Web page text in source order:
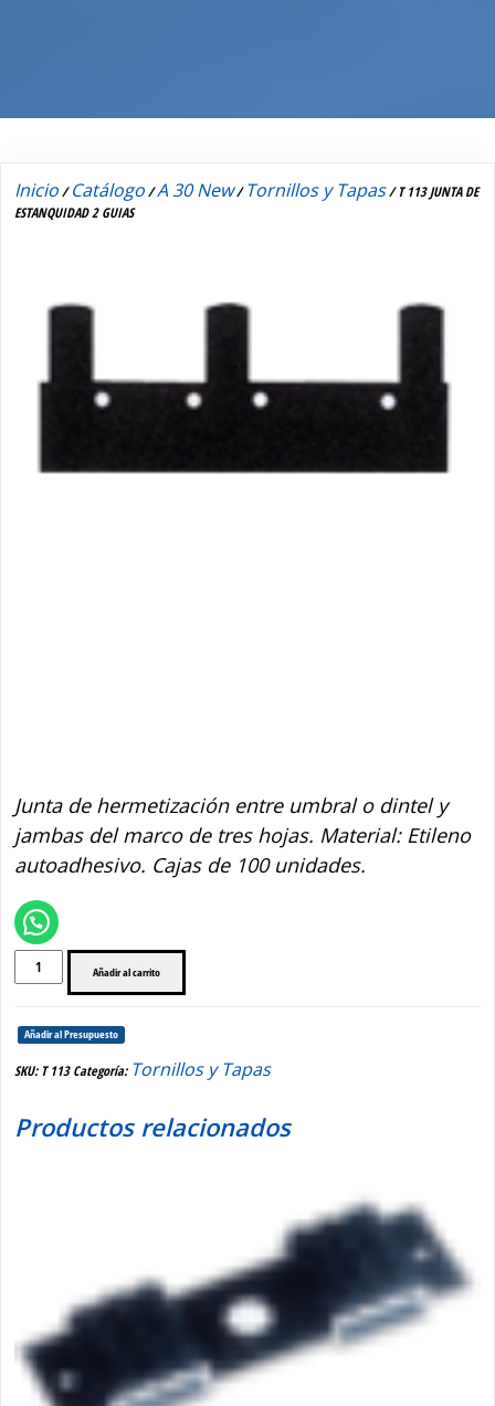
Inicio/Catálogo/A 30 New/Tornillos y Tapas/ T 113 JUNTA DE
ESTANQUIDAD 2 GUIAS
Junta de hermetización entre umbral o dintel y
jambas del marco de tres hojas. Material: Etileno
autoadhesivo. Cajas de 100 unidades.
113
ESTANQUIDAD
GUIAS
Añadir al carrito
Añadir al Presupuesto
SKU: T 113 Categoría: Tornillos y Tapas
Productos relacionados